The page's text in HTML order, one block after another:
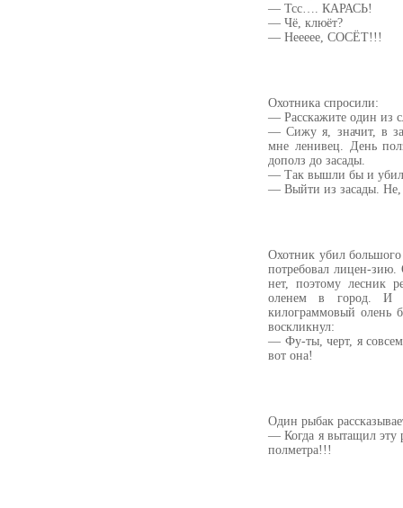
— Тсс…. КАРАСЬ!
— Чё, клюёт?
— Неееее, СОСЁТ!!!
Охотника спросили:
— Расскажите один из
— Сижу я, значит, в
мне ленивец. День
дополз до засады.
— Так вышли бы и
— Выйти из засады.
Охотник убил
потребовал лицен-зию.
нет, поэтому лесник
оленем в город. И
килограммовый олень
воскликнул:
— Фу-ты, черт, я совсем
вот она!
Один рыбак
— Когда я вытащил эту
полметра!!!